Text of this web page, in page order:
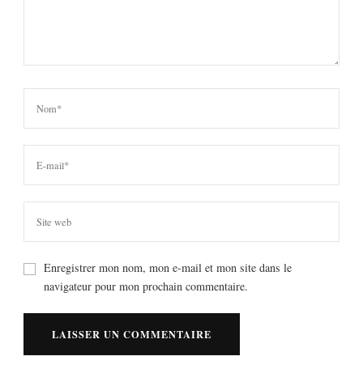
Enregistrer mon nom, mon e-mail et mon site dans le
navigateur pour mon prochain commentaire.